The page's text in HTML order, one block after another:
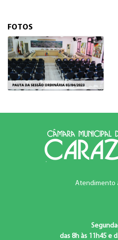
FOTOS
Atendimento
das 8h às 11h45 e